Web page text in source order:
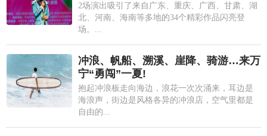
2场演出吸引了来自广东、重庆、广西、甘肃、湖
北、河南、海南等多地的34个精彩作品闪亮登
场。...
冲浪、帆船、溯溪、崖降、骑游…来万
宁“勇闯”一夏!
抱起冲浪板走向海边，浪花一次次涌来，耳边是
海浪声，街边是风格各异的冲浪店，空气里都是
自由的...